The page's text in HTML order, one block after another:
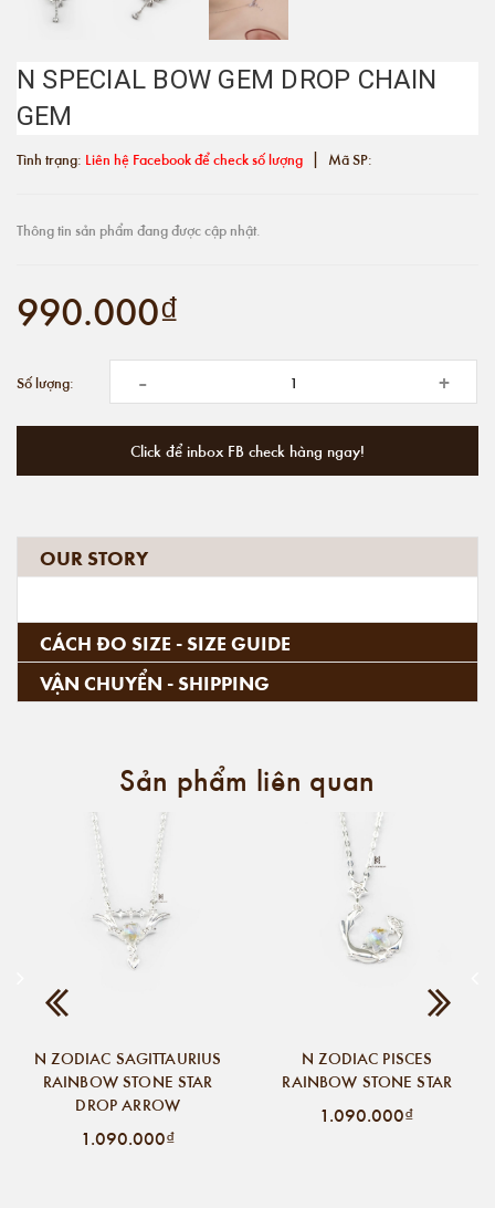
N SPECIAL BOW GEM DROP CHAIN
GEM
Tình trạng: Liên hệ Facebook để check số lượng | Mã SP:
Thông tin sản phẩm đang được cập nhật.
990.000₫
Số lượng: - +
Click để inbox FB check hàng ngay!
OUR STORY
CÁCH ĐO SIZE - SIZE GUIDE
VẬN CHUYỂN - SHIPPING
Sản phẩm liên quan
N ZODIAC SAGITTAURIUS
RAINBOW STONE STAR
DROP ARROW
1.090.000₫
N ZODIAC PISCES
RAINBOW STONE STAR
1.090.000₫